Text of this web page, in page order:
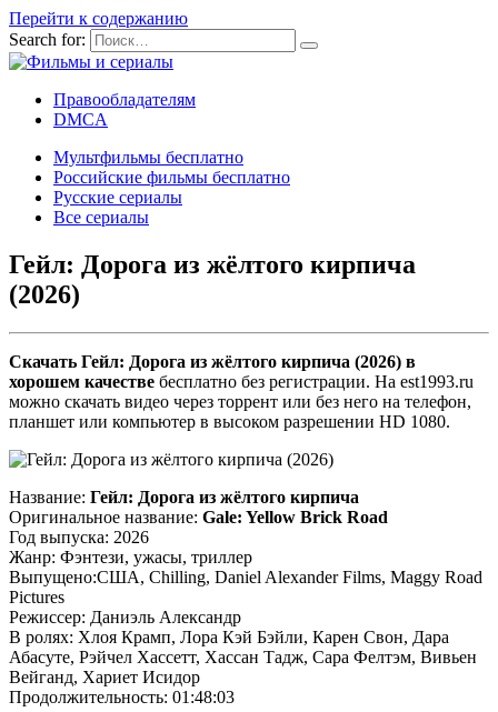
Перейти к содержанию
Search for:
Правообладателям
DMCA
Мультфильмы бесплатно
Российские фильмы бесплатно
Русские сериалы
Все сериалы
Гейл: Дорога из жёлтого кирпича
(2026)
Скачать Гейл: Дорога из жёлтого кирпича (2026) в
хорошем качестве бесплатно без регистрации. На est1993.ru
можно скачать видео через торрент или без него на телефон,
планшет или компьютер в высоком разрешении HD 1080.
Название: Гейл: Дорога из жёлтого кирпича
Оригинальное название: Gale: Yellow Brick Road
Год выпуска: 2026
Жанр: Фэнтези, ужасы, триллер
Выпущено:США, Chilling, Daniel Alexander Films, Maggy Road
Pictures
Режиссер: Даниэль Александр
В ролях: Хлоя Крамп, Лора Кэй Бэйли, Карен Свон, Дара
Абасуте, Рэйчел Хассетт, Хассан Тадж, Сара Фелтэм, Вивьен
Вейганд, Хариет Исидор
Продолжительность: 01:48:03